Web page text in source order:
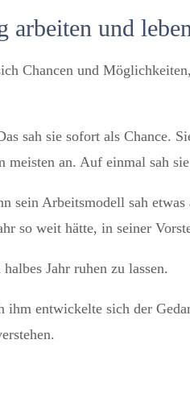
und
Chancen und
sah sie sofort als
meisten an. Auf einmal sah
sein Arbeitsmodell sah
so weit hätte, in seiner
Jahr ruhen zu lassen.
ihm entwickelte sich der